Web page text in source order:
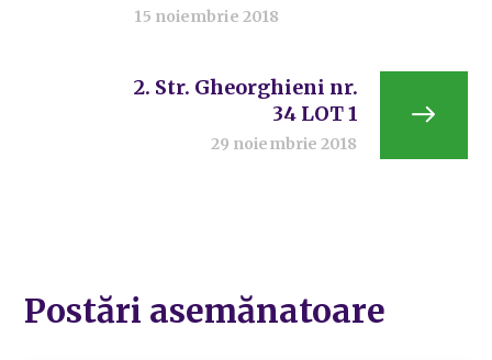
15 noiembrie 2018
2. Str. Gheorghieni nr.
34 LOT 1
29 noiembrie 2018
Postări asemănatoare